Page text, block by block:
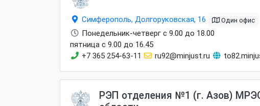
Симферополь, Долгоруковская, 16 Один офис
Понедельник-четверг с 9.00 до 18.00
пятница с 9.00 до 16.45
+7 365 254-63-11
ru92@minjust.ru
РЭП отделения №1 (г. Азов)